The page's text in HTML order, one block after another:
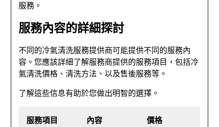
服務。
服務內容的詳細探討
不同的冷氣清洗服務提供商可能提供不同的服務內
容。您應該詳細了解服務商提供的服務項目，包括冷
氣清洗價格、清洗方法、以及售後服務等。
了解這些信息有助於您做出明智的選擇。
服務項目 內容 價格